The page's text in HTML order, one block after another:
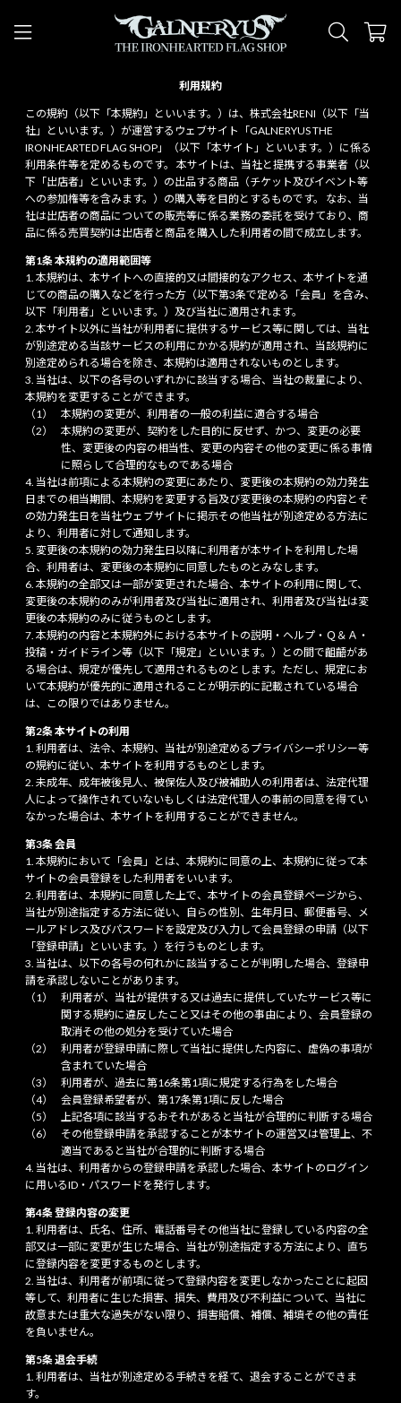
利用規約
この規約（以下「本規約」といいます。）は、株式会社RENI（以下「当
社」といいます。）が運営するウェブサイト「GALNERYUS THE
IRONHEARTED FLAG SHOP」（以下「本サイト」といいます。）に係る
利用条件等を定めるものです。 本サイトは、当社と提携する事業者（以
下「出店者」といいます。）の出品する商品（チケット及びイベント等
への参加権等を含みます。）の購入等を目的とするものです。 なお、当
社は出店者の商品についての販売等に係る業務の委託を受けており、商
品に係る売買契約は出店者と商品を購入した利用者の間で成立します。
第1条 本規約の適用範囲等
本規約は、本サイトへの直接的又は間接的なアクセス、本サイトを通
じての商品の購入などを行った方（以下第3条で定める「会員」を含み、
以下「利用者」といいます。）及び当社に適用されます。
本サイト以外に当社が利用者に提供するサービス等に関しては、当社
が別途定める当該サービスの利用にかかる規約が適用され、当該規約に
別途定められる場合を除き、本規約は適用されないものとします。
当社は、以下の各号のいずれかに該当する場合、当社の裁量により、
本規約を変更することができます。
本規約の変更が、利用者の一般の利益に適合する場合
本規約の変更が、契約をした目的に反せず、かつ、変更の必要
性、変更後の内容の相当性、変更の内容その他の変更に係る事情
に照らして合理的なものである場合
当社は前項による本規約の変更にあたり、変更後の本規約の効力発生
日までの相当期間、本規約を変更する旨及び変更後の本規約の内容とそ
の効力発生日を当社ウェブサイトに掲示その他当社が別途定める方法に
より、利用者に対して通知します。
変更後の本規約の効力発生日以降に利用者が本サイトを利用した場
合、利用者は、変更後の本規約に同意したものとみなします。
本規約の全部又は一部が変更された場合、本サイトの利用に関して、
変更後の本規約のみが利用者及び当社に適用され、利用者及び当社は変
更後の本規約のみに従うものとします。
本規約の内容と本規約外における本サイトの説明・ヘルプ・Ｑ＆Ａ・
投稿・ガイドライン等（以下「規定」といいます。）との間で齟齬があ
る場合は、規定が優先して適用されるものとします。ただし、規定にお
いて本規約が優先的に適用されることが明示的に記載されている場合
は、この限りではありません。
第2条 本サイトの利用
利用者は、法令、本規約、当社が別途定めるプライバシーポリシー等
の規約に従い、本サイトを利用するものとします。
未成年、成年被後見人、被保佐人及び被補助人の利用者は、法定代理
人によって操作されていないもしくは法定代理人の事前の同意を得てい
なかった場合は、本サイトを利用することができません。
第3条 会員
本規約において「会員」とは、本規約に同意の上、本規約に従って本
サイトの会員登録をした利用者をいいます。
利用者は、本規約に同意した上で、本サイトの会員登録ページから、
当社が別途指定する方法に従い、自らの性別、生年月日、郵便番号、メ
ールアドレス及びパスワードを設定及び入力して会員登録の申請（以下
「登録申請」といいます。）を行うものとします。
当社は、以下の各号の何れかに該当することが判明した場合、登録申
請を承認しないことがあります。
利用者が、当社が提供する又は過去に提供していたサービス等に
関する規約に違反したこと又はその他の事由により、会員登録の
取消その他の処分を受けていた場合
利用者が登録申請に際して当社に提供した内容に、虚偽の事項が
含まれていた場合
利用者が、過去に第16条第1項に規定する行為をした場合
会員登録希望者が、第17条第1項に反した場合
上記各項に該当するおそれがあると当社が合理的に判断する場合
その他登録申請を承認することが本サイトの運営又は管理上、不
適当であると当社が合理的に判断する場合
当社は、利用者からの登録申請を承認した場合、本サイトのログイン
に用いるID・パスワードを発行します。
第4条 登録内容の変更
利用者は、氏名、住所、電話番号その他当社に登録している内容の全
部又は一部に変更が生じた場合、当社が別途指定する方法により、直ち
に登録内容を変更するものとします。
当社は、利用者が前項に従って登録内容を変更しなかったことに起因
等して、利用者に生じた損害、損失、費用及び不利益について、当社に
故意または重大な過失がない限り、損害賠償、補償、補填その他の責任
を負いません。
第5条 退会手続
利用者は、当社が別途定める手続きを経て、退会することができま
す。